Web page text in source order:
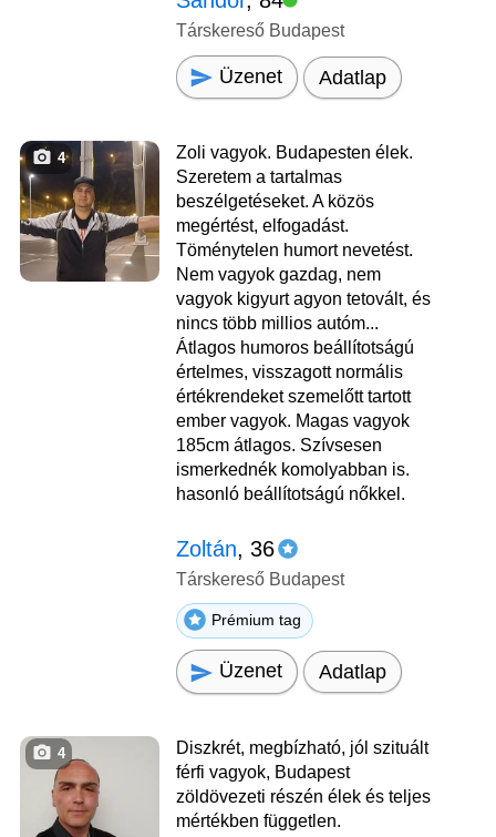
Társkereső Budapest
Üzenet Adatlap
4
Zoli vagyok. Budapesten élek.
Szeretem a tartalmas
beszélgetéseket. A közös
megértést, elfogadást.
Töménytelen humort nevetést.
Nem vagyok gazdag, nem
vagyok kigyurt agyon tetovált, és
nincs több millios autóm...
Átlagos humoros beállítotságú
értelmes, visszagott normális
értékrendeket szemelőtt tartott
ember vagyok. Magas vagyok
185cm átlagos. Szívsesen
ismerkednék komolyabban is.
hasonló beállítotságú nőkkel.
Zoltán, 36
Társkereső Budapest
Prémium tag
Üzenet Adatlap
4
Diszkrét, megbízható, jól szituált
férfi vagyok, Budapest
zöldövezeti részén élek és teljes
mértékben független.